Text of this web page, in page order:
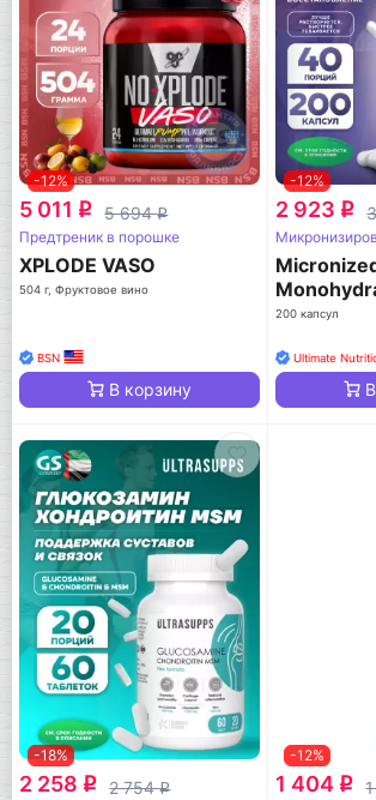
-12%
5 011 q 5 694q
Предтреник в порошке
XPLODE VASO
504 г, Фруктовое вино
BSN
В корзину
-12%
2 923 q
200 капсул
Ultimate
-18%
2 258 q 2 754q
-12%
1 404 q